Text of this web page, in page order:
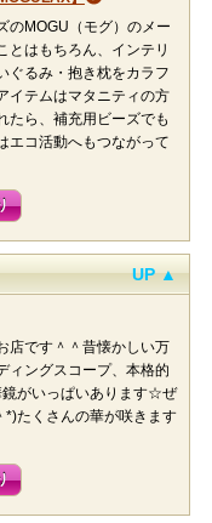
のMOGU（モグ）のメー
とはもちろん、インテリ
ぐるみ・抱き枕をカラフ
イテムはマタニティの方
たら、補充用ビーズでも
エコ活動へもつながって
UP ▲
店です＾＾昔懐かしい万
ィングスコープ、本格的
鏡がいっぱいあります☆ぜ
たくさんの華が咲きます